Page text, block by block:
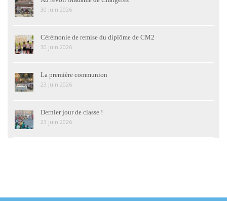
30 juin 2026
Cérémonie de remise du diplôme de CM2
30 juin 2026
La première communion
23 juin 2026
Dernier jour de classe !
23 juin 2026